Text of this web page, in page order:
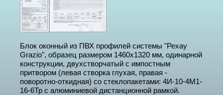
Блок оконный из ПВХ профилей системы "Рехау
Grazio", образец размером 1460х1320 мм, одинарной
конструкции, двухстворчатый с импостным
притвором (левая створка глухая, правая -
поворотно-откидная) со стеклопакетами: 4И-10-4М1-
16-6Тр с алюминиевой дистанционной рамкой.